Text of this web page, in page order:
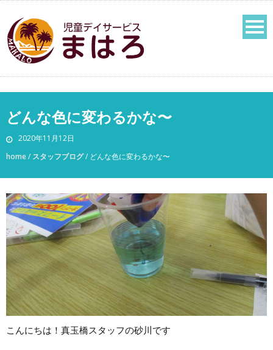
どんな色に変わるかな〜
2020年11月12日
home/ スタッフブログ/ どんな色に変わるかな〜
こんにちは！真玉橋スタッフの砂川です